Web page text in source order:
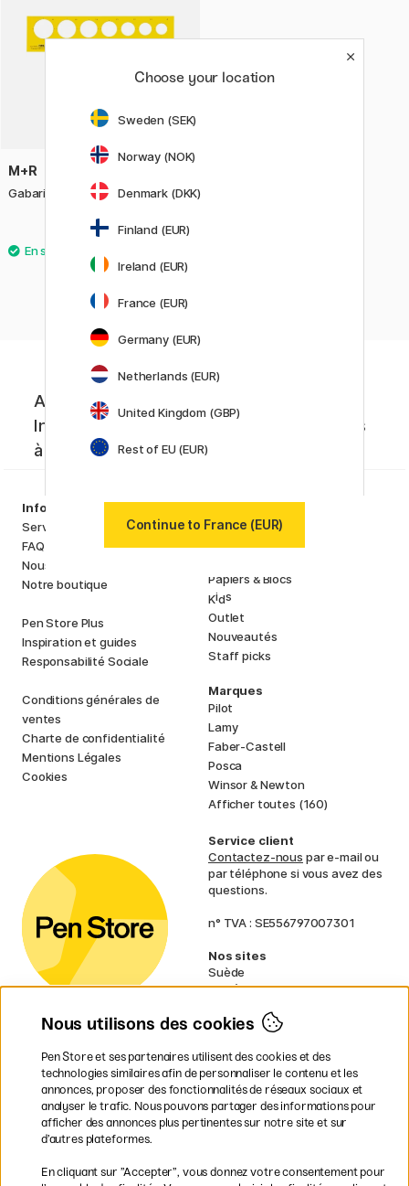
M+R
Gabarit pour cercles
3.60 €
Abonnez-vous à notre newsletter.
Inspiration créative, nouveautés et offres
à ne pas manquer !
Information
Service client
FAQ
Nous connaître
Notre boutique
Pen Store Plus
Inspiration et guides
Responsabilité Sociale
Conditions générales de
ventes
Charte de confidentialité
Mentions Légales
Cookies
Assortiment
Matériels d'artistes
Papiers & Blocs
Kids
Outlet
Nouveautés
Staff picks
Marques
Pilot
Lamy
Faber-Castell
Posca
Winsor & Newton
Afficher toutes (160)
Service client
Contactez-nous par e-mail ou
par téléphone si vous avez des
questions.
n° TVA : SE556797007301
Nos sites
Suède
Norvège
Finlande
Irlande
Pays-Bas
Royaume-Uni
UE
volumineux.
Choose your location
Sweden (SEK)
Norway (NOK)
Denmark (DKK)
Finland (EUR)
Ireland (EUR)
France (EUR)
Germany (EUR)
Netherlands (EUR)
United Kingdom (GBP)
Rest of EU (EUR)
Continue to France (EUR)
Nous utilisons des cookies
Pen Store et ses partenaires utilisent des cookies et des
technologies similaires afin de personnaliser le contenu et les
annonces, proposer des fonctionnalités de réseaux sociaux et
analyser le trafic. Nous pouvons partager des informations pour
afficher des annonces plus pertinentes sur notre site et sur
d’autres plateformes.
En cliquant sur ”Accepter”, vous donnez votre consentement pour